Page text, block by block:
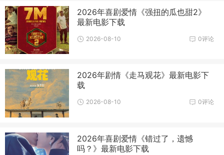
2026年喜剧爱情《强扭的瓜也甜2》
最新电影下载
0评论
2026-08-10
2026年剧情《走马观花》最新电影下
载
0评论
2026-08-10
2026年喜剧爱情《错过了，遗憾
吗？》最新电影下载